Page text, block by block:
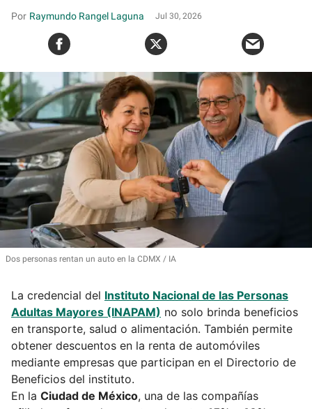
Raymundo Rangel Laguna Jul 30, 2026
Dos personas rentan un auto en la CDMX IA
La credencial del Instituto Nacional de las Personas
Adultas Mayores (INAPAM) no solo brinda beneficios
en transporte, salud o alimentación. También permite
obtener descuentos en la renta de automóviles
mediante empresas que participan en el Directorio de
Beneficios del instituto.
En la Ciudad de México, una de las compañías